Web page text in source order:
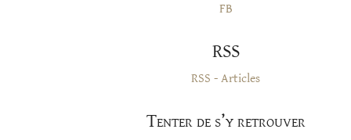
FB
RSS
RSS - Articles
Tenter de s’y retrouver